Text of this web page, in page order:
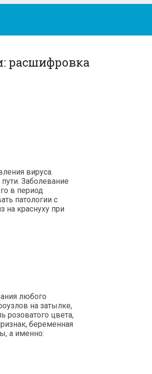
расшифровка
вируса.
Заболевание
в период
патологии с
на краснуху при
любого
на затылке,
розоватого цвета,
беременная
а именно: